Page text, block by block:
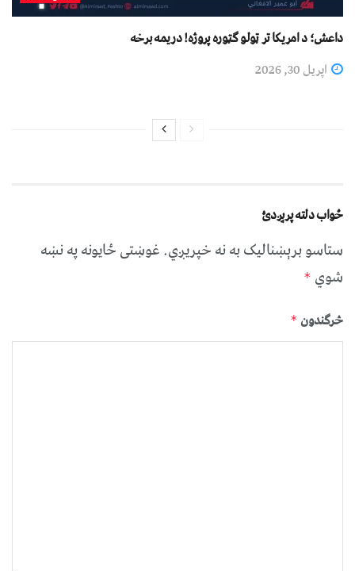
داعش؛ د امریکا تر ټولو ګټوره پروژه! دریمه برخه
اپریل 30, 2026
ځواب دلته پرېږدئ
ستاسو برېښناليک به نه خپريږي.غوښتى ځایونه په نښه
شوي *
څرگندون *